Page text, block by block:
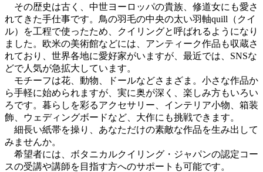
その歴史は古く、中世ヨーロッパの貴族、修道女にも愛さ
れてきた手仕事です。鳥の羽毛の中央の太い羽軸quill（クイ
ル）を工程で使ったため、クイリングと呼ばれるようになり
ました。欧米の美術館などには、アンティーク作品も収蔵さ
れており、世界各地に愛好家がいますが、最近では、SNSな
どで人気が急拡大しています。
モチーフは花、動物、ドールなどさまざま。小さな作品か
ら手軽に始められますが、実に奥が深く、楽しみ方もいろい
ろです。暮らしを彩るアクセサリー、インテリア小物、箱装
飾、ウェディングボードなど、大作にも挑戦できます。
細長い紙帯を操り、あなただけの素敵な作品を生み出して
みませんか。
希望者には、ボタニカルクイリング・ジャパンの認定コー
スの受講や講師を目指す方へのサポートも可能です。